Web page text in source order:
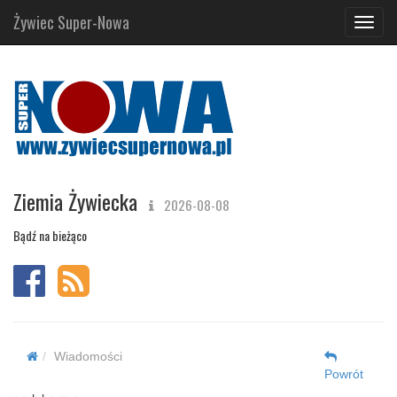
Żywiec Super-Nowa
Ziemia Żywiecka 2026-08-08
Bądź na bieżąco
Wiadomości
Powrót